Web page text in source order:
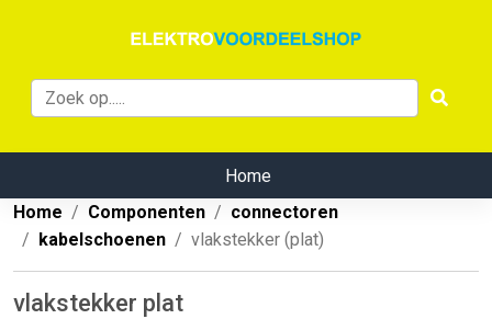
Home
Home
Componenten
connectoren
kabelschoenen
vlakstekker (plat)
vlakstekker plat